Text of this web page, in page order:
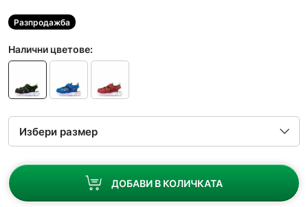
Разпродажба
Налични цветове:
ДОБАВИ В КОЛИЧКАТА